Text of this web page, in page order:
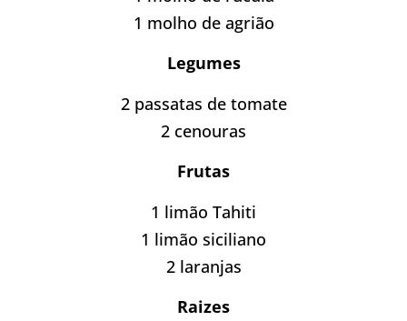
1 molho de agrião
Legumes
2 passatas de tomate
2 cenouras
Frutas
1 limão Tahiti
1 limão siciliano
2 laranjas
Raizes